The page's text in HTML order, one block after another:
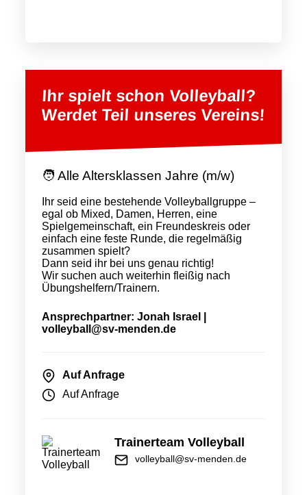
Ihr spielt schon Volleyball?
Werdet Teil unseres Vereins!
🧑 Alle Altersklassen Jahre (m/w)
Ihr seid eine bestehende Volleyballgruppe –
egal ob Mixed, Damen, Herren, eine
Spielgemeinschaft, ein Freundeskreis oder
einfach eine feste Runde, die regelmäßig
zusammen spielt?
Dann seid ihr bei uns genau richtig!
Wir suchen auch weiterhin fleißig nach
Übungshelfern/Trainern.
Ansprechpartner: Jonah Israel |
volleyball@sv-menden.de
Auf Anfrage
Auf Anfrage
Trainerteam Volleyball
volleyball@sv-menden.de